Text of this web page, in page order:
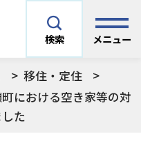
検索 メニュー
索
報移住・定住
における空き家等の対
た